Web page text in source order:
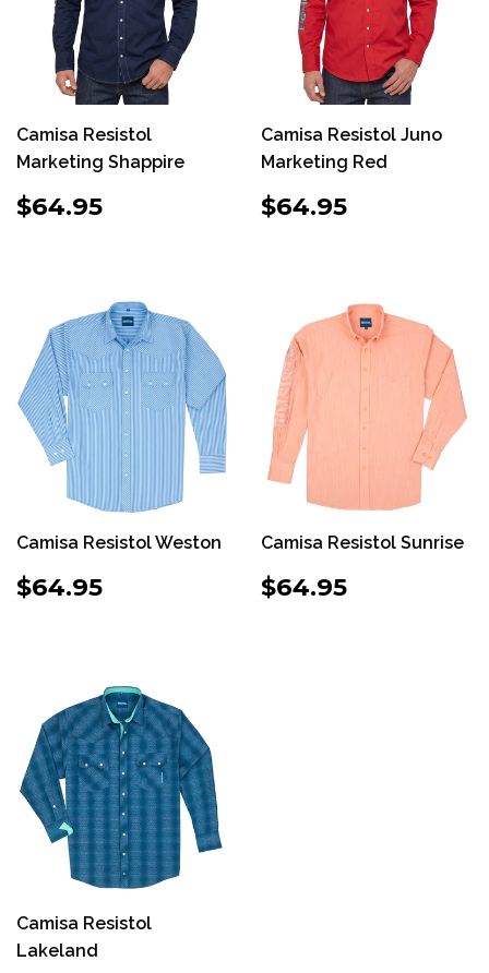
Camisa Resistol
Marketing Shappire
PRECIO
HABITUAL
$64.95
Camisa Resistol Juno
Marketing Red
PRECIO
HABITUAL
$64.95
Camisa Resistol Weston
PRECIO
HABITUAL
$64.95
Camisa Resistol Sunrise
PRECIO
HABITUAL
$64.95
Camisa Resistol
Lakeland